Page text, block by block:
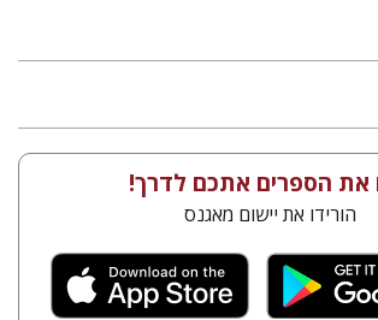
את הספרים אתכם לדרך!
הורידו את יישום מאגנס